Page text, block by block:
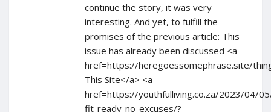
continue the story, it was very
interesting. And yet, to fulfill the
promises of the previous article: This
issue has already been discussed <a
href=https://heregoessomephrase.site/
This Site</a> <a
href=https://youthfulliving.co.za/2023/04/
fit-ready-no-excuses/?